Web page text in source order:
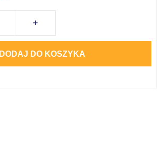
+
DODAJ DO KOSZYKA